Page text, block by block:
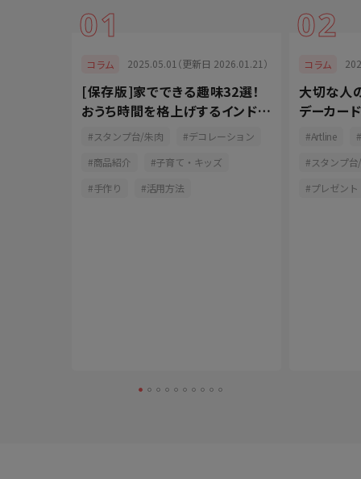
01
コラム 2025.05.01（更新日 2026.01.21）
[保存版]家でできる趣味32選！
おうち時間を格上げするインドア
派スタンプ台/朱肉
デコレーション
商品紹介
子育て・キッズ
手作り
活用方法
02
コラム
大切な人
デーカー
に！Artline
スタンプ
プレゼント